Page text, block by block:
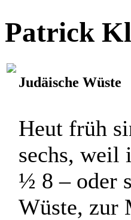
Patrick
Judäische Wüste
Heut früh
sechs, weil
½ 8 – oder
Wüste, zur